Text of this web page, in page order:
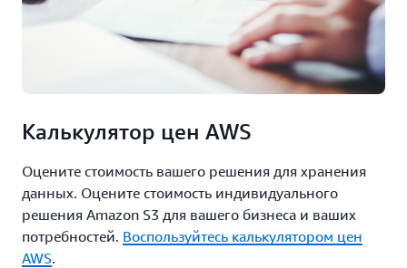
Калькулятор цен AWS
Оцените стоимость вашего решения для хранения
данных. Оцените стоимость индивидуального
решения Amazon S3 для вашего бизнеса и ваших
потребностей. Воспользуйтесь калькулятором цен
AWS.